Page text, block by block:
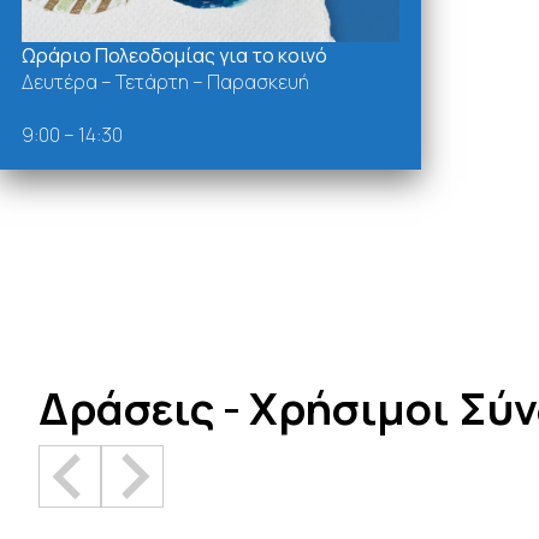
Δράσεις - Χρήσιμοι
Ωράριο Πολεοδομίας για το κοινό
Δευτέρα – Τετάρτη – Παρασκευή
9:00 – 14:30